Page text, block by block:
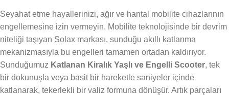
Seyahat etme hayallerinizi, ağır ve hantal mobilite cihazlarının
engellemesine izin vermeyin. Mobilite teknolojisinde bir devrim
niteliği taşıyan Solax markası, sunduğu akıllı katlanma
mekanizmasıyla bu engelleri tamamen ortadan kaldırıyor.
Sunduğumuz Katlanan Kiralık Yaşlı ve Engelli Scooter, tek
bir dokunuşla veya basit bir hareketle saniyeler içinde
katlanarak, tekerlekli bir valiz formuna dönüşür. Artık parçaları